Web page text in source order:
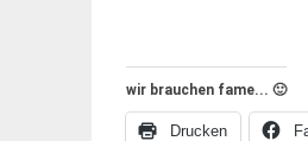
wir brauchen fame... 🙂
Drucken